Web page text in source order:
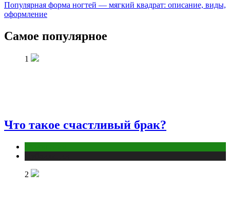
Популярная форма ногтей — мягкий квадрат: описание, виды,
оформление
Самое популярное
1
Что такое счастливый брак?
2